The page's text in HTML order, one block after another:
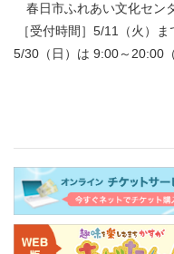
春日市ふれあい文化セン
［受付時間］5/11（火）
5/30（日）は 9:00～20:00